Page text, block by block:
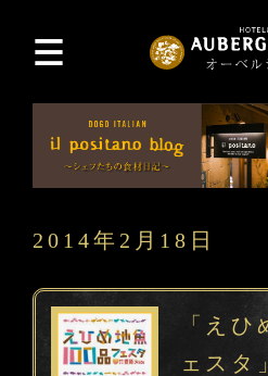
2014年2月18日
「え
ェスタ